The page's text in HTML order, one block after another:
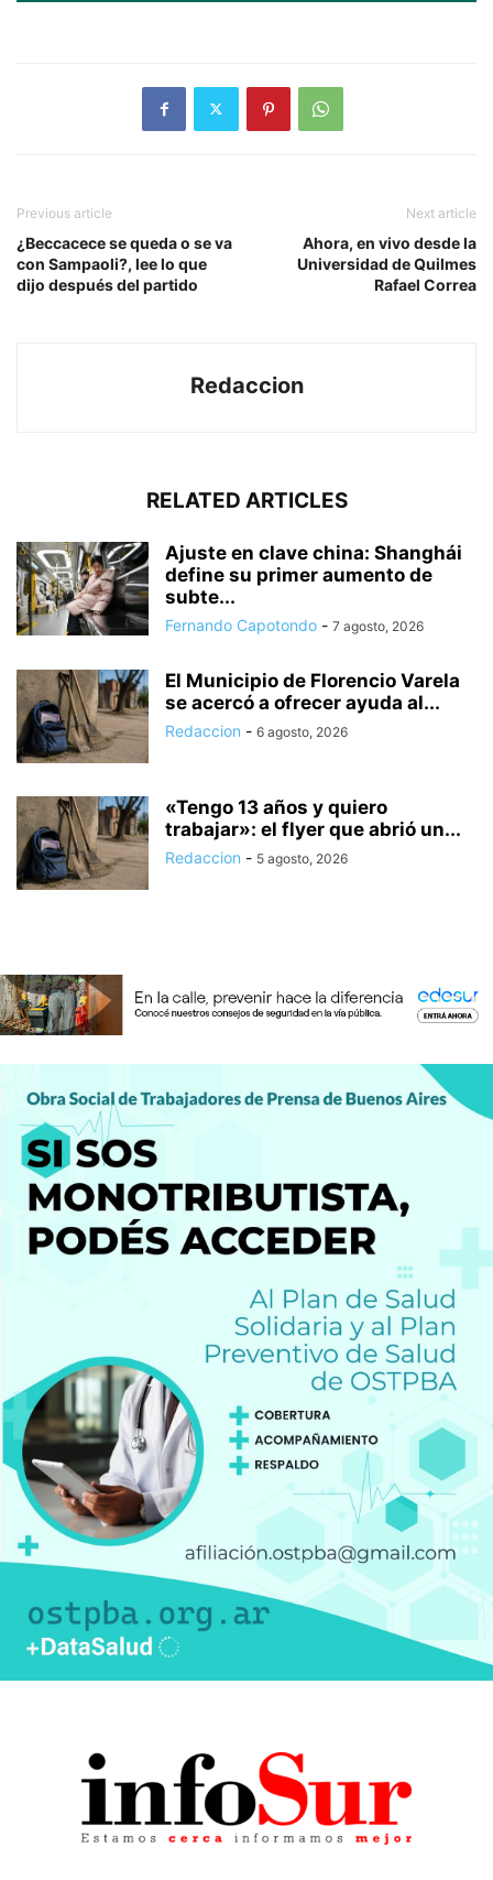
Previous article
¿Beccacece se queda o se va
con Sampaoli?, lee lo que
dijo después del partido
Next article
Ahora, en vivo desde la
Universidad de Quilmes
Rafael Correa
Redaccion
RELATED ARTICLES
Ajuste en clave china: Shanghái
define su primer aumento de
subte...
Fernando Capotondo - 7 agosto, 2026
El Municipio de Florencio Varela
se acercó a ofrecer ayuda al...
Redaccion - 6 agosto, 2026
«Tengo 13 años y quiero
trabajar»: el flyer que abrió un...
Redaccion - 5 agosto, 2026